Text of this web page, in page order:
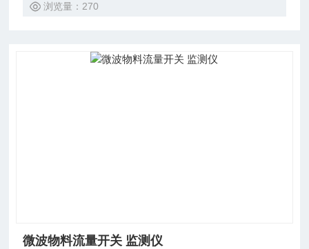
浏览量：270
微波物料流量开关 监测仪